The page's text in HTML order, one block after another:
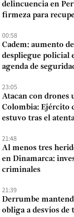
delincuencia en
firmeza para
00:58
Cadem: aumento
despliegue policial
agenda de
23:05
Atacan con drones
Colombia: Ejército
estuvo tras el
21:48
Al menos tres
en Dinamarca:
criminales
21:39
Derrumbe
obliga a desvíos de